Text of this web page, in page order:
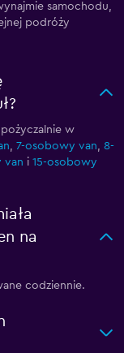
samochodu,
podróży
w
, 7-osobowy van, 8-
van i 15-osobowy
na
codziennie.